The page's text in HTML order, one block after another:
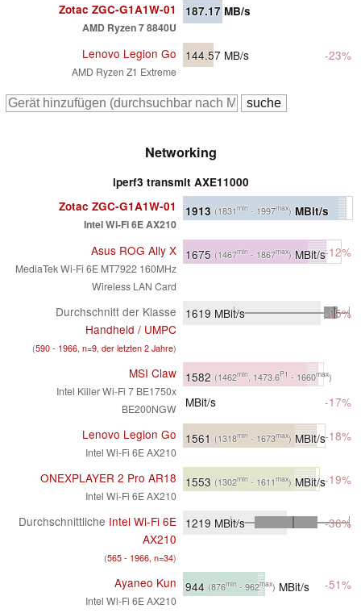
Zotac ZGC-G1A1W-01
AMD Ryzen 7 8840U
187.17 MB/s
Lenovo Legion Go
AMD Ryzen Z1 Extreme
144.57 MB/s -23%
Networking
iperf3 transmit AXE11000
Zotac ZGC-G1A1W-01
Intel Wi-Fi 6E AX210
1913 (1831min - 1997max) MBit/s
Asus ROG Ally X
MediaTek Wi-Fi 6E MT7922 160MHz
Wireless LAN Card
1675 (1467min - 1867max) MBit/s-12%
Durchschnitt der Klasse
Handheld / UMPC
(590 - 1966, n=9, der letzten 2 Jahre)
1619 MBit/s -15%
MSI Claw
Intel Killer Wi-Fi 7 BE1750x
BE200NGW
1582 (1462min, 1473.6P1 - 1660max)
MBit/s
-17%
Lenovo Legion Go
Intel Wi-Fi 6E AX210
1561 (1318min - 1673max) MBit/s-18%
ONEXPLAYER 2 Pro AR18
Intel Wi-Fi 6E AX210
1553 (1302min - 1611max) MBit/s-19%
Durchschnittliche Intel Wi-Fi 6E
AX210
(565 - 1966, n=34)
1219 MBit/s -36%
Ayaneo Kun
Intel Wi-Fi 6E AX210
944 (876min - 962max) MBit/s -51%